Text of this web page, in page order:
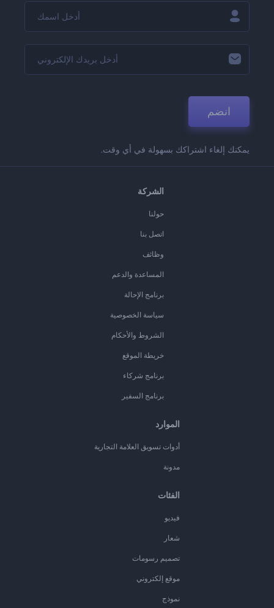
انضم
يمكنك إلغاء اشتراكك بسهولة في أي وقت.
الشركة
حولنا
اتصل بنا
وظائف
المساعدة والدعم
برنامج الإحالة
سياسة الخصوصية
الشروط والأحكام
خريطة الموقع
برنامج شركاء
برنامج السفير
الموارد
أدوات تسويق العلامة التجارية
مدونة
الفئات
فيديو
شعار
تصميم رسومات
موقع إلكتروني
نموذج